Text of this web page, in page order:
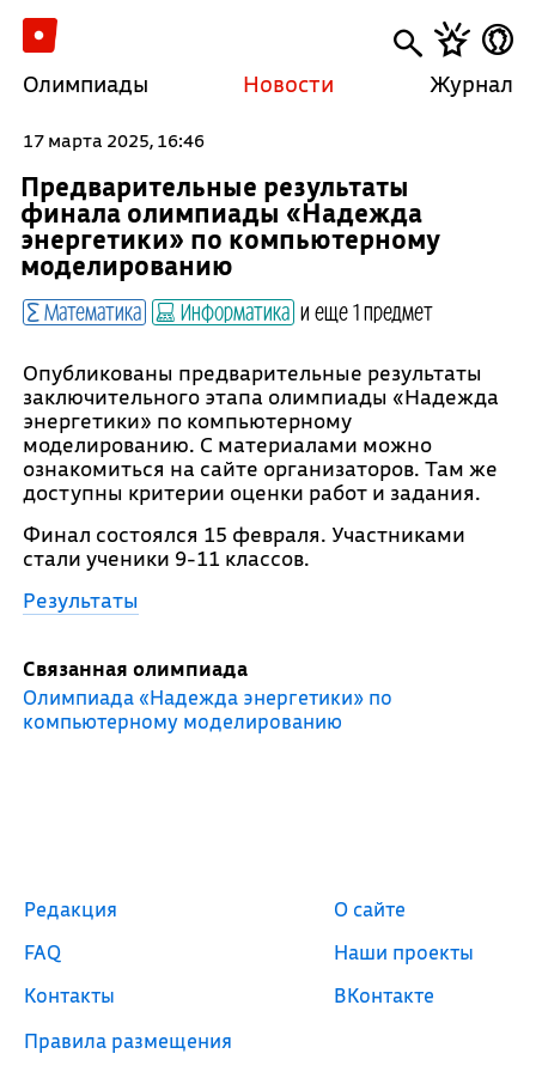
Олимпиады Новости Журнал
17 марта 2025, 16:46
Предварительные результаты
финала олимпиады «Надежда
энергетики» по компьютерному
моделированию
Математика Информатика и еще 1 предмет
Опубликованы предварительные результаты
заключительного этапа олимпиады «Надежда
энергетики» по компьютерному
моделированию. С материалами можно
ознакомиться на сайте организаторов. Там же
доступны критерии оценки работ и задания.
Финал состоялся 15 февраля. Участниками
стали ученики 9-11 классов.
Результаты
Связанная олимпиада
Олимпиада «Надежда энергетики» по
компьютерному моделированию
Редакция
FAQ
Контакты
Правила размещения
О сайте
Наши проекты
ВКонтакте